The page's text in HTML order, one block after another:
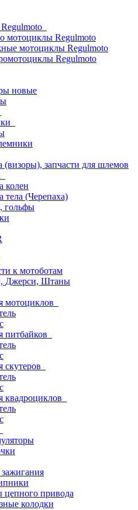
мотоциклы Regulmoto
мотоциклы Regulmoto
Regulmoto
новые
(визоры), запчасти для шлемов
колен
тела (Черепаха)
гольфы
к мотоботам
Джерси, Штаны
мотоциклов
питбайков
скутеров
квадроциклов
цепного привода
колодки